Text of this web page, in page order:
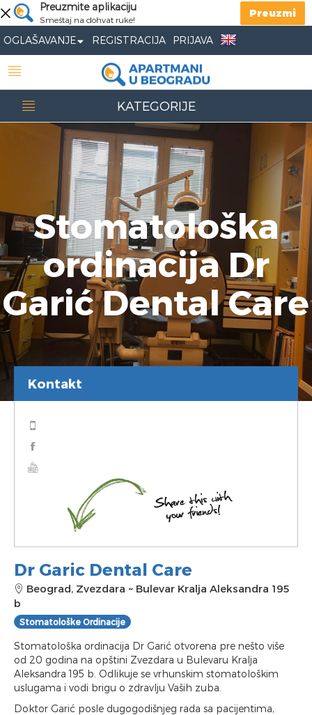
Preuzmite aplikaciju
Smeštaj na dohvat ruke!
Preuzmi
OGLAŠAVANJE REGISTRACIJA PRIJAVA
KATEGORIJE
Stomatološka
ordinacija Dr
Garić Dental Care
Kontakt
Dr Garic Dental Care
Beograd, Zvezdara ~ Bulevar Kralja Aleksandra 195
b
Stomatološke Ordinacije
Stomatološka ordinacija Dr Garić otvorena pre nešto više
od 20 godina na opštini Zvezdara u Bulevaru Kralja
Aleksandra 195 b. Odlikuje se vrhunskim stomatološkim
uslugama i vodi brigu o zdravlju Vaših zuba.
Doktor Garić posle dugogodišnjeg rada sa pacijentima,